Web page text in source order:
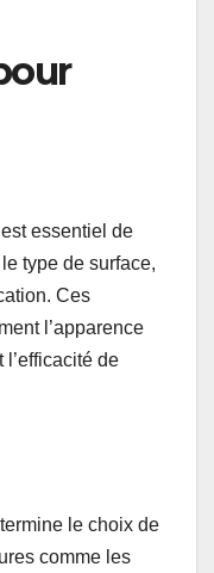
type de surface,
Ces
l’apparence
de